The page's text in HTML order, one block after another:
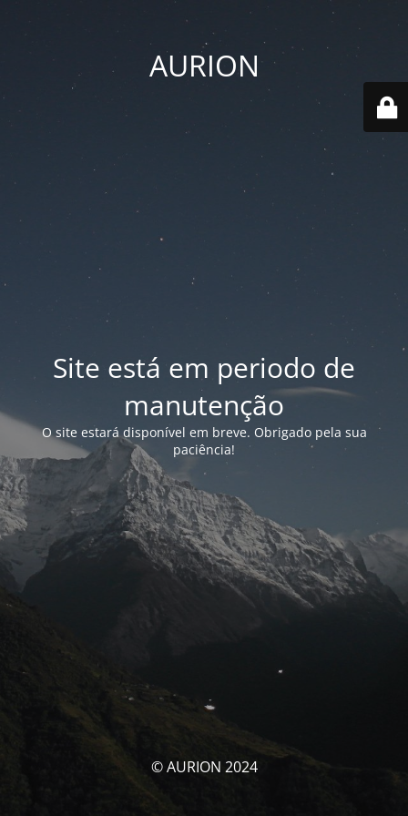
AURION
Site está em periodo de
manutenção
O site estará disponível em breve. Obrigado pela sua
paciência!
© AURION 2024